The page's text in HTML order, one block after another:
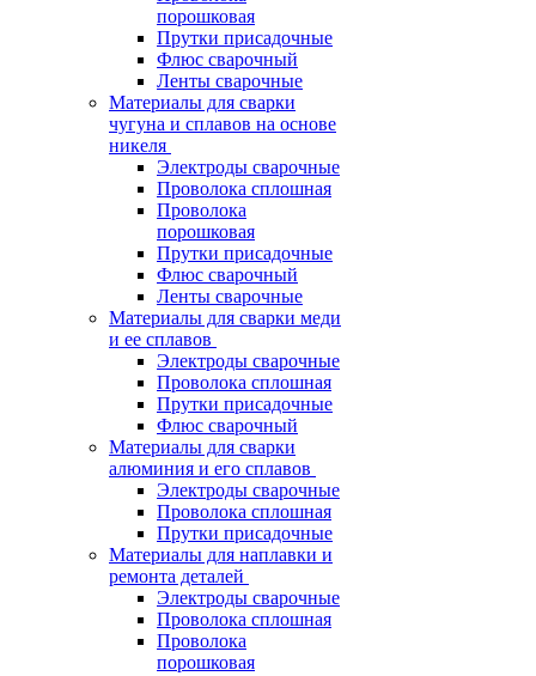
порошковая
Прутки присадочные
Флюс сварочный
Ленты сварочные
Материалы для сварки
чугуна и сплавов на основе
никеля
Электроды сварочные
Проволока сплошная
Проволока
порошковая
Прутки присадочные
Флюс сварочный
Ленты сварочные
Материалы для сварки меди
и ее сплавов
Электроды сварочные
Проволока сплошная
Прутки присадочные
Флюс сварочный
Материалы для сварки
алюминия и его сплавов
Электроды сварочные
Проволока сплошная
Прутки присадочные
Материалы для наплавки и
ремонта деталей
Электроды сварочные
Проволока сплошная
Проволока
порошковая